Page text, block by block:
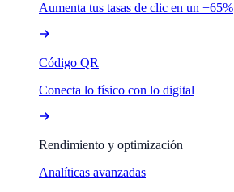
Aumenta tus tasas de clic en un +65%
Código QR
Conecta lo físico con lo digital
Rendimiento y optimización
Analíticas avanzadas